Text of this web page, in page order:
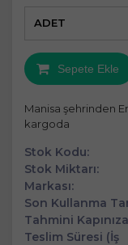
ADET
Sepete Ekle
Manisa şehrinden
kargoda
Stok Kodu:
Stok Miktarı:
Markası:
Son Kullanma
Tahmini Kapınıza
Teslim Süresi (İş